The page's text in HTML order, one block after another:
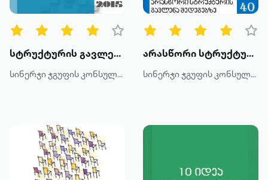
მეტის ნახვა
სტრუქტურის გავლენა შედეგებზე
სინერჯი ჯგუფის კონსულტანტები
არასწორი სტრუქტურის გავლენა შედეგებზე
სინერჯი ჯგუფის კონსულტანტები